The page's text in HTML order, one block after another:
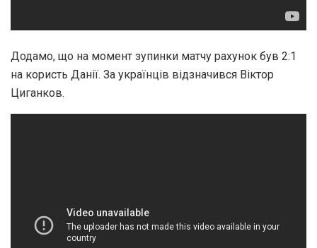
Додамо, що на момент зупинки матчу рахунок був 2:1
на користь Данії. За українців відзначився Віктор
Циганков.